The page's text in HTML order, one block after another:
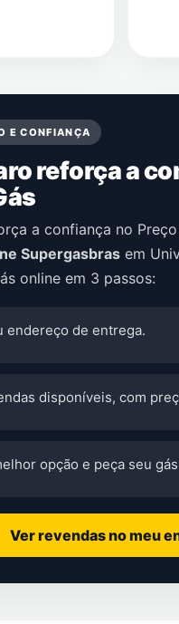
E CONFIANÇA
reforça a
a confiança no
Supergasbras em
online em 3 passos:
endereço de entrega.
disponíveis, com
opção e peça seu
Ver revendas no meu